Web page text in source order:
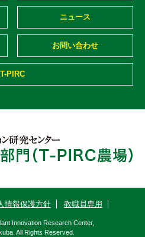
ニュース
お問い合わせ
T-PIRC
情報保護方針 教職員専用
Innovation Research Center,
All Rights Reserved.